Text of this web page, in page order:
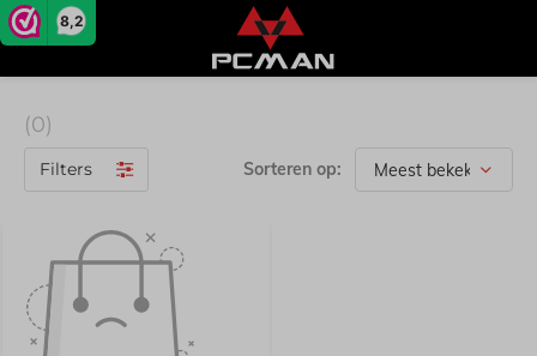
8,2
(0)
Filters Sorteren op: